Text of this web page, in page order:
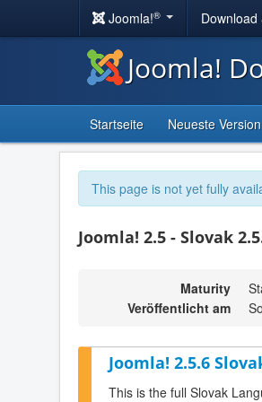
Joomla!® Download
Joomla!
Startseite Neueste Version
This page is not yet fully
Joomla! 2.5 - Slovak
Maturity
Veröffentlicht am
Joomla! 2.5.6
This is the full Slovak